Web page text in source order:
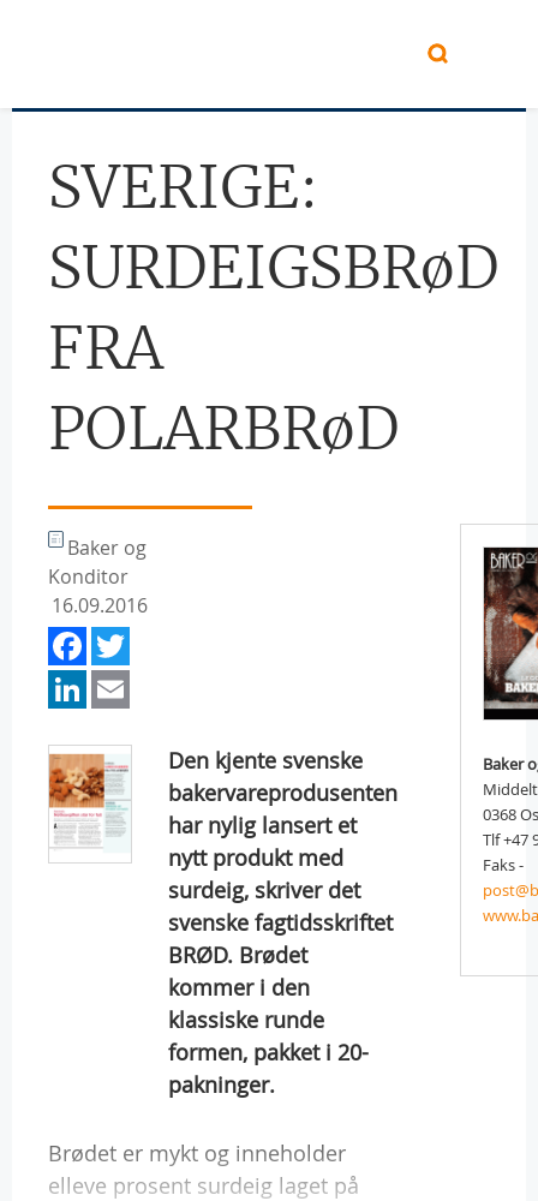
SVERIGE:
SURDEIGSBRøD
FRA
POLARBRøD
Baker og
Konditor
16.09.2016
Facebook
LinkedIn
Den kjente svenske
bakervareprodusenten
har nylig lansert et
nytt produkt med
surdeig, skriver det
svenske fagtidsskriftet
BRØD. Brødet
kommer i den
klassiske runde
formen, pakket i 20-
pakninger.
Brødet er mykt og inneholder
elleve prosent surdeig laget på
Baker
0368
Tlf +47
Faks -